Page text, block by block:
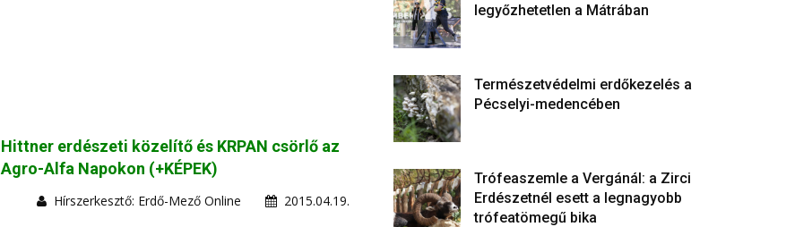
Hittner erdészeti közelítő és KRPAN csörlő az
Agro-Alfa Napokon (+KÉPEK)
Hírszerkesztő: Erdő-Mező Online 2015.04.19.
legyőzhetetlen a Mátrában
Természetvédelmi erdőkezelés a
Pécselyi-medencében
Trófeaszemle a Vergánál: a Zirci
Erdészetnél esett a legnagyobb
trófeatömegű bika